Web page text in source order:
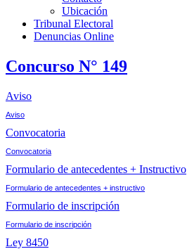
Ubicación
Tribunal Electoral
Denuncias Online
Concurso N° 149
Aviso
Aviso
Convocatoria
Convocatoria
Formulario de antecedentes + Instructivo
Formulario de antecedentes + instructivo
Formulario de inscripción
Formulario de inscripción
Ley 8450